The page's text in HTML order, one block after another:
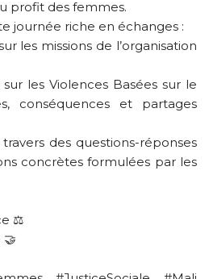
profit des femmes.
journée riche en échanges :
sur les missions de l’organisation
sur les Violences Basées sur le
conséquences et partages
à travers des questions-réponses
concrètes formulées par les
⚖️